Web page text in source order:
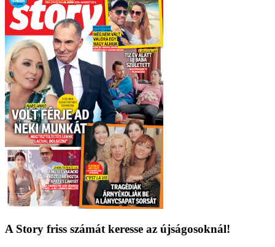
A Story friss számát keresse az újságosoknál!